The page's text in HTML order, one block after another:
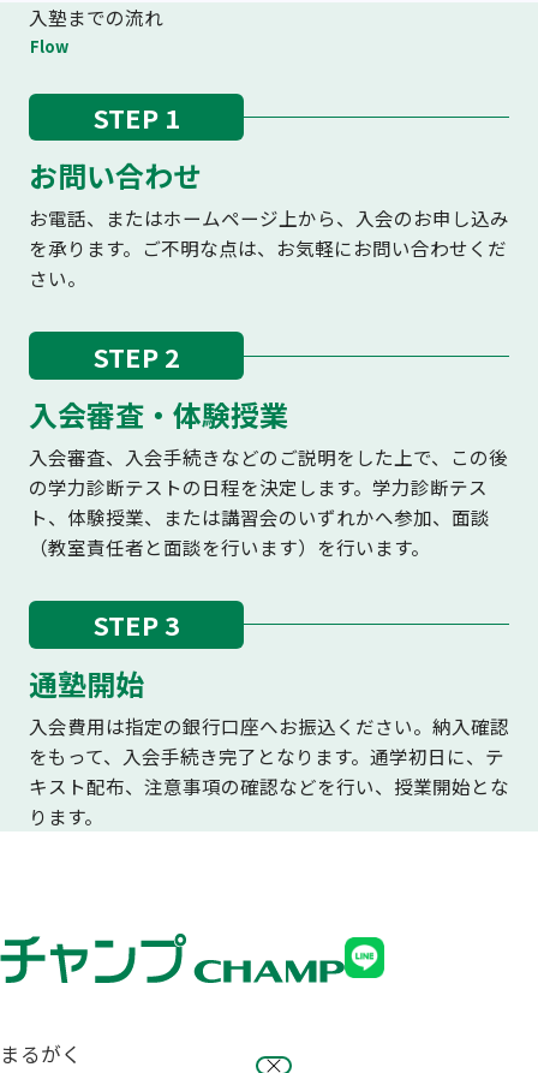
入塾までの流れ
Flow
STEP 1
お問い合わせ
お電話、またはホームページ上から、入会のお申し込み
を承ります。ご不明な点は、お気軽にお問い合わせくだ
さい。
STEP 2
入会審査・体験授業
入会審査、入会手続きなどのご説明をした上で、この後
の学力診断テストの日程を決定します。学力診断テス
ト、体験授業、または講習会のいずれかへ参加、面談
（教室責任者と面談を行います）を行います。
STEP 3
通塾開始
入会費用は指定の銀行口座へお振込ください。納入確認
をもって、入会手続き完了となります。通学初日に、テ
キスト配布、注意事項の確認などを行い、授業開始とな
ります。
まるがく